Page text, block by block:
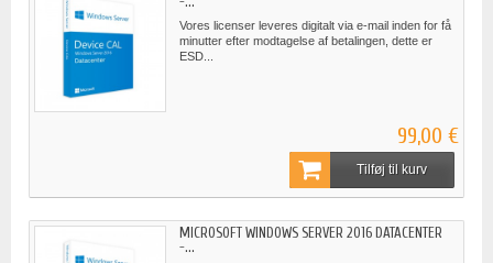
Vores licenser leveres digitalt via e-mail inden for få
minutter efter modtagelse af betalingen, dette er
ESD...
99,00 €
Tilføj til kurv
MICROSOFT WINDOWS SERVER 2016 DATACENTER
-...